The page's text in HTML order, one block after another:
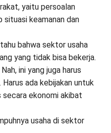
yaitu persoalan
situasi keamanan dan
bahwa sektor usaha
yang tidak bisa bekerja.
ini yang juga harus
ada kebijakan untuk
ekonomi akibat
usaha di sektor